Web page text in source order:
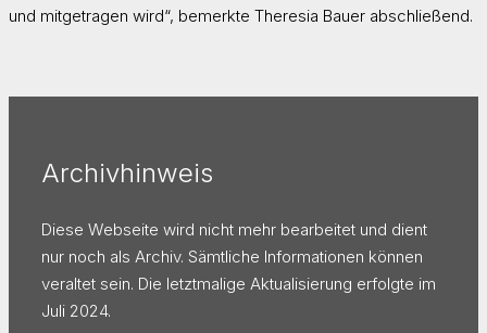
und mitgetragen wird“, bemerkte Theresia Bauer abschließend.
Archivhinweis
Diese Webseite wird nicht mehr bearbeitet und dient
nur noch als Archiv. Sämtliche Informationen können
veraltet sein. Die letztmalige Aktualisierung erfolgte im
Juli 2024.